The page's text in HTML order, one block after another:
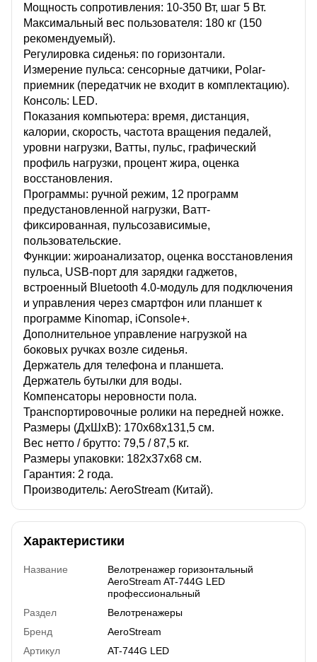
Мощность сопротивления: 10-350 Вт, шаг 5 Вт.
Максимальный вес пользователя: 180 кг (150
рекомендуемый).
Регулировка сиденья: по горизонтали.
Измерение пульса: сенсорные датчики, Polar-
приемник (передатчик не входит в комплектацию).
Консоль: LED.
Показания компьютера: время, дистанция,
калории, скорость, частота вращения педалей,
уровни нагрузки, Ватты, пульс, графический
профиль нагрузки, процент жира, оценка
восстановления.
Программы: ручной режим, 12 программ
предустановленной нагрузки, Ватт-
фиксированная, пульсозависимые,
пользовательские.
Функции: жироанализатор, оценка восстановления
пульса, USB-порт для зарядки гаджетов,
встроенный Bluetooth 4.0-модуль для подключения
и управления через смартфон или планшет к
программе Kinomap, iConsole+.
Дополнительное управление нагрузкой на
боковых ручках возле сиденья.
Держатель для телефона и планшета.
Держатель бутылки для воды.
Компенсаторы неровности пола.
Транспортировочные ролики на передней ножке.
Размеры (ДхШхВ): 170х68х131,5 cм.
Вес нетто / брутто: 79,5 / 87,5 кг.
Размеры упаковки: 182х37х68 см.
Гарантия: 2 года.
Производитель: AeroStream (Китай).
Характеристики
Название
Велотренажер горизонтальный
AeroStream AT-744G LED
профессиональный
Раздел
Велотренажеры
Бренд
AeroStream
Артикул
AT-744G LED